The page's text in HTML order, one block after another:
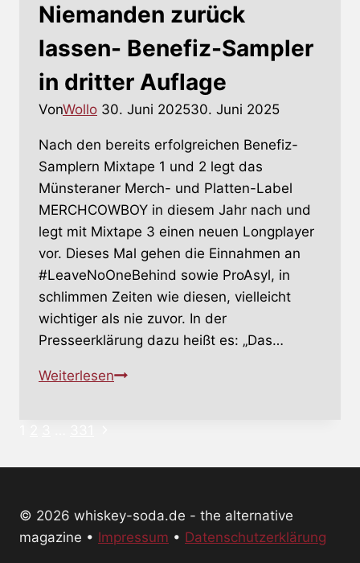
Niemanden zurück
lassen- Benefiz-Sampler
in dritter Auflage
VonWollo 30. Juni 202530. Juni 2025
Nach den bereits erfolgreichen Benefiz-
Samplern Mixtape 1 und 2 legt das
Münsteraner Merch- und Platten-Label
MERCHCOWBOY in diesem Jahr nach und
legt mit Mixtape 3 einen neuen Longplayer
vor. Dieses Mal gehen die Einnahmen an
#LeaveNoOneBehind sowie ProAsyl, in
schlimmen Zeiten wie diesen, vielleicht
wichtiger als nie zuvor. In der
Presseerklärung dazu heißt es: „Das…
WeiterlesenMERCHCOWBOY
in
dritter
© 2026 whiskey-soda.de - the alternative
magazine • Impressum • Datenschutzerklärung